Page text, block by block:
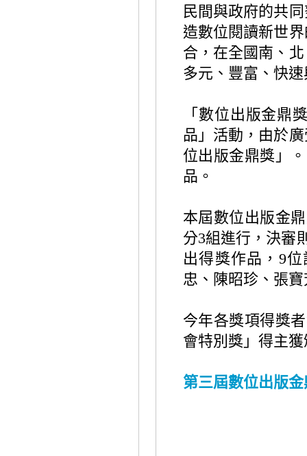
民間與政府的共
造數位閱讀新世
合，在全國南、
多元、豐富、快
「數位出版金鼎
品」活動，由於
位出版金鼎獎」
品。
本屆數位出版金
分3組進行，決審
出得獎作品， 9位
忠、陳昭珍、張
今年各獎項得獎
會特別獎」得主
第三屆數位出版